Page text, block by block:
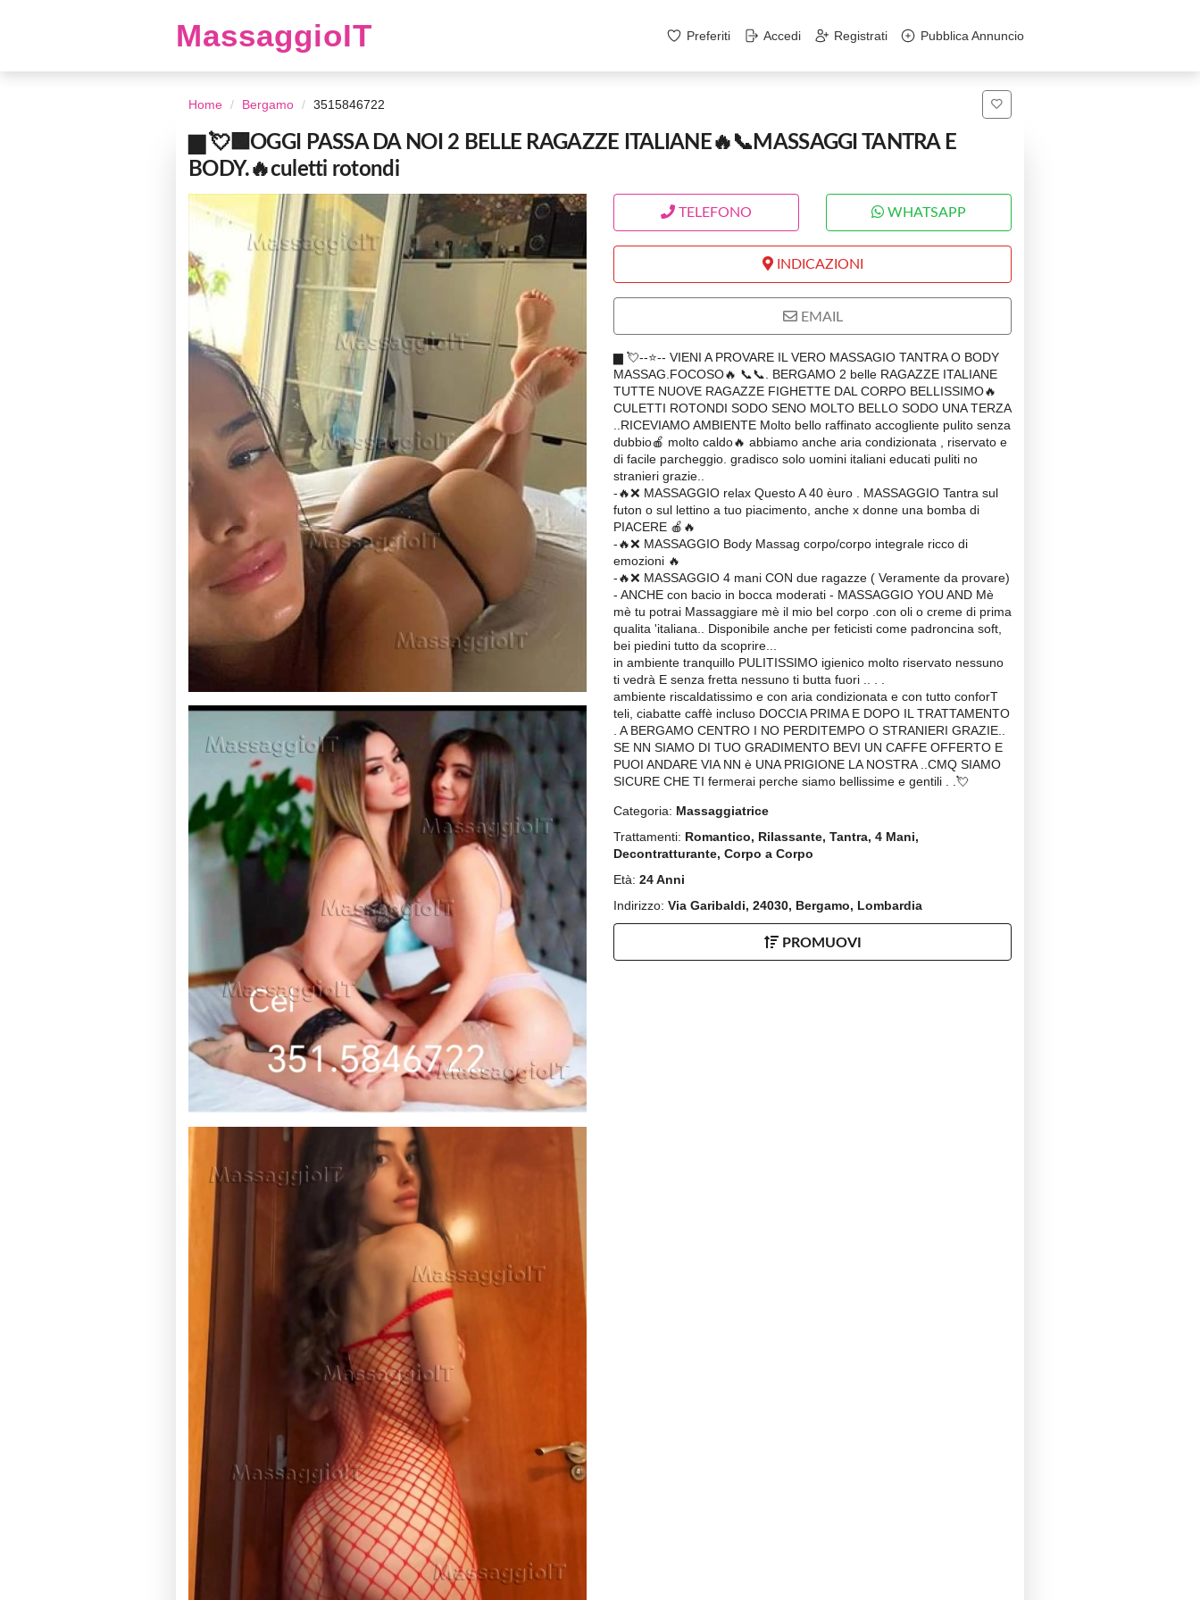
MassaggioIT Preferiti Accedi Registrati Pubblica Annuncio
Home Bergamo 3515846722
▆ 💘🟩OGGI PASSA DA NOI 2 BELLE RAGAZZE ITALIANE🔥📞MASSAGGI TANTRA E
BODY.🔥culetti rotondi
TELEFONO WHATSAPP
INDICAZIONI
EMAIL
▆ 💘--⭐-- VIENI A PROVARE IL VERO MASSAGIO TANTRA O BODY
MASSAG.FOCOSO🔥 📞📞. BERGAMO 2 belle RAGAZZE ITALIANE
TUTTE NUOVE RAGAZZE FIGHETTE DAL CORPO BELLISSIMO🔥
CULETTI ROTONDI SODO SENO MOLTO BELLO SODO UNA TERZA
..RICEVIAMO AMBIENTE Molto bello raffinato accogliente pulito senza
dubbio🍎 molto caldo🔥 abbiamo anche aria condizionata , riservato e
di facile parcheggio. gradisco solo uomini italiani educati puliti no
stranieri grazie..
-🔥❌ MASSAGGIO relax Questo A 40 èuro . MASSAGGIO Tantra sul
futon o sul lettino a tuo piacimento, anche x donne una bomba di
PIACERE 🍎🔥
-🔥❌ MASSAGGIO Body Massag corpo/corpo integrale ricco di
emozioni 🔥
-🔥❌ MASSAGGIO 4 mani CON due ragazze ( Veramente da provare)
- ANCHE con bacio in bocca moderati - MASSAGGIO YOU AND Mè
mè tu potrai Massaggiare mè il mio bel corpo .con oli o creme di prima
qualita 'italiana.. Disponibile anche per feticisti come padroncina soft,
bei piedini tutto da scoprire...
in ambiente tranquillo PULITISSIMO igienico molto riservato nessuno
ti vedrà E senza fretta nessuno ti butta fuori .. . .
ambiente riscaldatissimo e con aria condizionata e con tutto conforT
teli, ciabatte caffè incluso DOCCIA PRIMA E DOPO IL TRATTAMENTO
. A BERGAMO CENTRO I NO PERDITEMPO O STRANIERI GRAZIE..
SE NN SIAMO DI TUO GRADIMENTO BEVI UN CAFFE OFFERTO E
PUOI ANDARE VIA NN è UNA PRIGIONE LA NOSTRA ..CMQ SIAMO
SICURE CHE TI fermerai perche siamo bellissime e gentili . .💘
Categoria: Massaggiatrice
Trattamenti: Romantico, Rilassante, Tantra, 4 Mani,
Decontratturante, Corpo a Corpo
Età: 24 Anni
Indirizzo: Via Garibaldi, 24030, Bergamo, Lombardia
PROMUOVI